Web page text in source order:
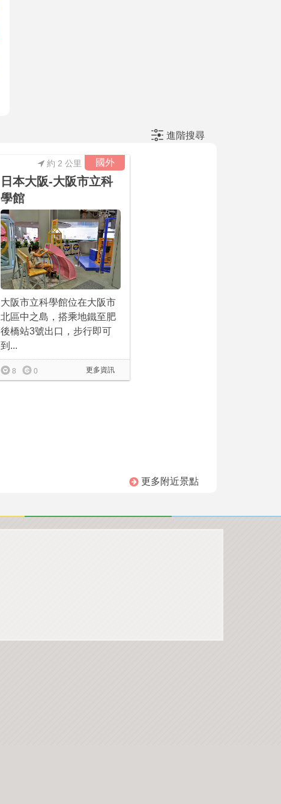
進階搜尋
國外
約 2 公里
日本大阪-大阪市立科
學館
大阪市立科學館位在大阪市
北區中之島，搭乘地鐵至肥
後橋站3號出口，步行即可
到...
更多資訊
8 0
更多附近景點